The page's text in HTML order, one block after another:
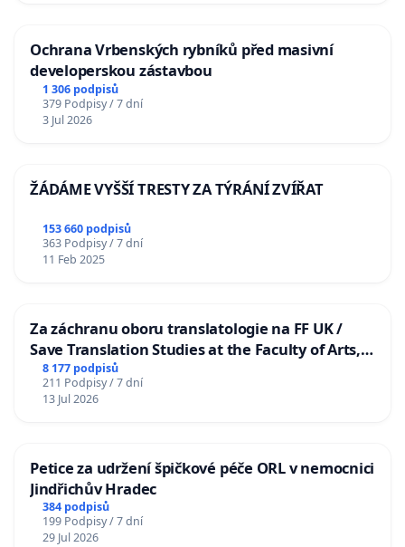
Ochrana Vrbenských rybníků před masivní
developerskou zástavbou
1 306 podpisů
379 Podpisy / 7 dní
3 Jul 2026
ŽÁDÁME VYŠŠÍ TRESTY ZA TÝRÁNÍ ZVÍŘAT
153 660 podpisů
363 Podpisy / 7 dní
11 Feb 2025
Za záchranu oboru translatologie na FF UK /
Save Translation Studies at the Faculty of Arts,
Charles University
8 177 podpisů
211 Podpisy / 7 dní
13 Jul 2026
Petice za udržení špičkové péče ORL v nemocnici
Jindřichův Hradec
384 podpisů
199 Podpisy / 7 dní
29 Jul 2026